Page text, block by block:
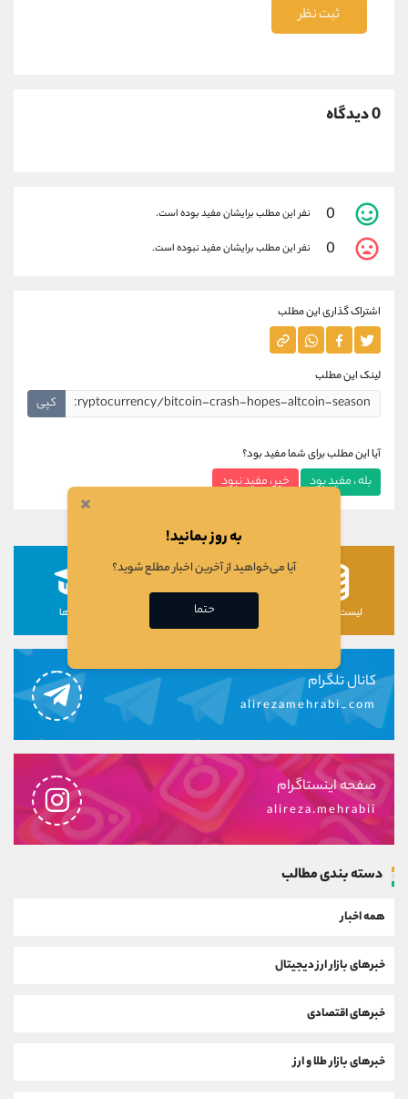
ثبت نظر
0 دیدگاه
0 نفر این مطلب برایشان مفید بوده است.
0 نفر این مطلب برایشان مفید نبوده است.
اشتراک گذاری این مطلب
لینک این مطلب
کپی
آیا این مطلب برای شما مفید بود؟
بله ، مفید بود خیر ، مفید نبود
لیست رمزارزها لیست سهام ها دوره ها
کانال تلگرام
alirezamehrabi_com
صفحه اینستاگرام
alireza.mehrabii
دسته بندی مطالب
همه اخبار
خبرهای بازار ارز دیجیتال
خبرهای اقتصادی
خبرهای بازار طلا و ارز
×
به روز بمانید!
آیا می‌خواهید از آخرین اخبار مطلع شوید؟
حتما